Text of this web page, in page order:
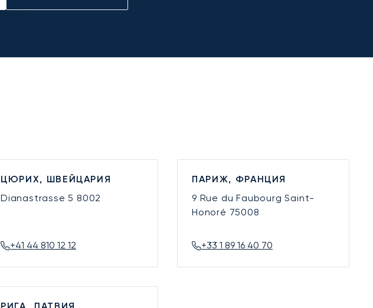
ЦЮРИХ, ШВЕЙЦАРИЯ
Dianastrasse 5 8002
+41 44 810 12 12
ПАРИЖ, ФРАНЦИЯ
9 Rue du Faubourg Saint-
Honoré 75008
+33 1 89 16 40 70